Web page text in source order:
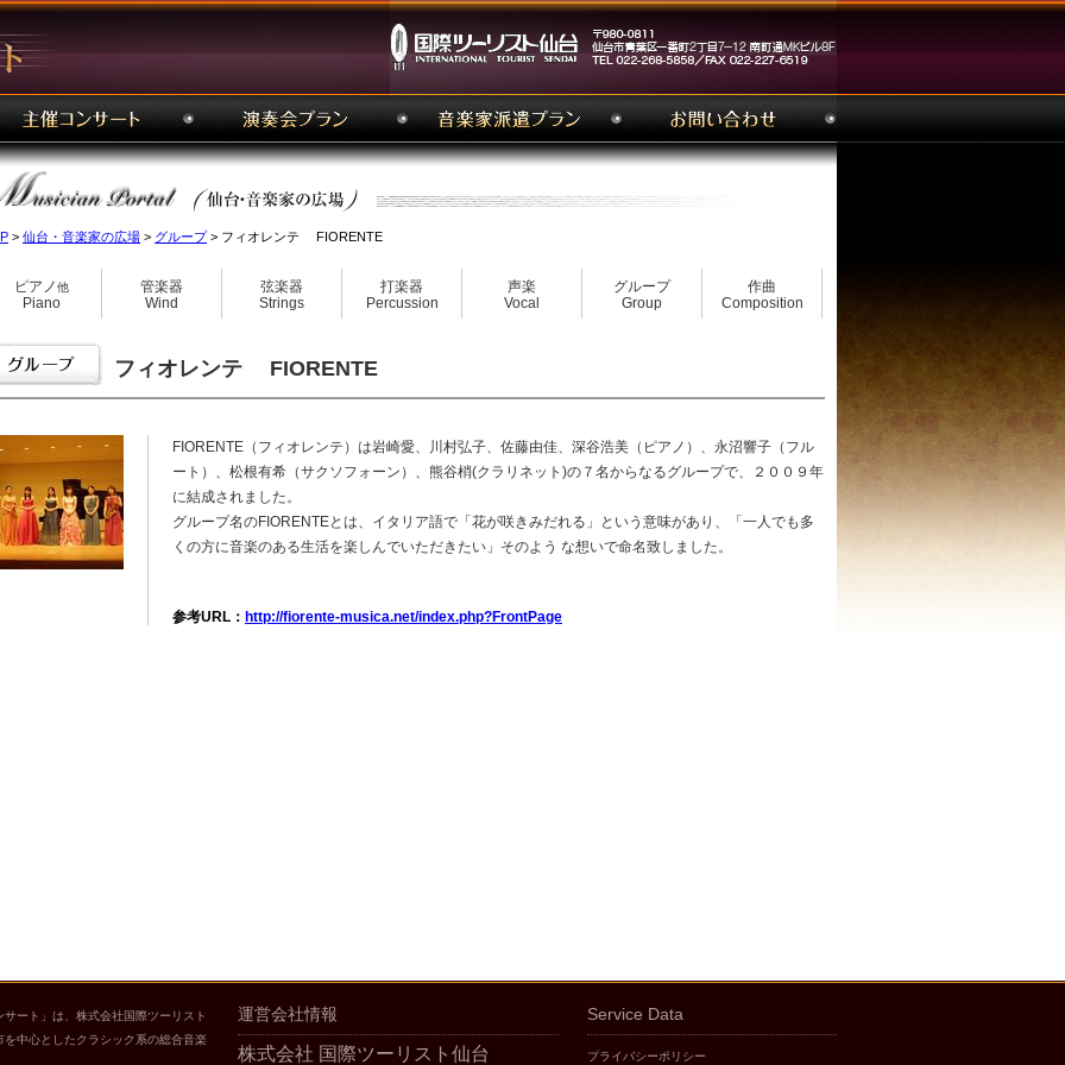
> 仙台・音楽家の広場 > グループ> フィオレンテ FIORENTE
ピアノ他
Piano
管楽器
Wind
弦楽器
Strings
打楽器
Percussion
声楽
Vocal
グループ
Group
作曲
Composition
フィオレンテ FIORENTE
FIORENTE（フィオレンテ）は岩崎愛、川村弘子、佐藤由佳、深谷浩美（ピアノ）、永沼響子（フル
ート）、松根有希（サクソフォーン）、熊谷梢(クラリネット)の７名からなるグループで、２００９年
に結成されました。
グループ名のFIORENTEとは、イタリア語で「花が咲きみだれる」という意味があり、「一人でも多
くの方に音楽のある生活を楽しんでいただきたい」そのよう な想いで命名致しました。
参考URL： http://fiorente-musica.net/index.php?FrontPage
ート」は、株式会社国際ツーリスト
を中心としたクラシック系の総合音楽
運営会社情報
株式会社 国際ツーリスト仙台
Service Data
プライバシーポリシー